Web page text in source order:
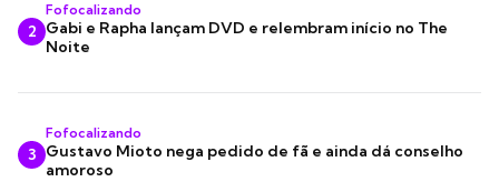
2
Fofocalizando
Gabi e Rapha lançam DVD e relembram início no The
Noite
3
Fofocalizando
Gustavo Mioto nega pedido de fã e ainda dá conselho
amoroso